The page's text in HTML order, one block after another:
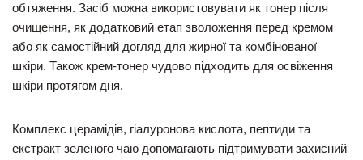
обтяження. Засіб можна використовувати як тонер після
очищення, як додатковий етап зволоження перед кремом
або як самостійний догляд для жирної та комбінованої
шкіри. Також крем-тонер чудово підходить для освіження
шкіри протягом дня.
Комплекс церамідів, гіалуронова кислота, пептиди та
екстракт зеленого чаю допомагають підтримувати захисний